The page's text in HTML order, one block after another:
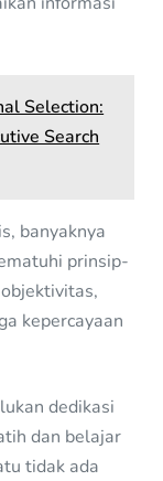
Selection:
Search
banyaknya
prinsip-
kepercayaan
dedikasi
dan belajar
tidak ada